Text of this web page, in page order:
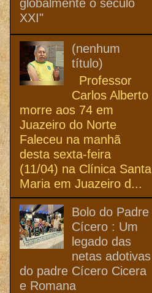
globalmente o século
XXI"
(nenhum
título)
Professor
Carlos Alberto
morre aos 74 em
Juazeiro do Norte
Faleceu na manhã
desta sexta-feira
(11/04) na Clínica Santa
Maria em Juazeiro d...
Bolo do Padre
Cícero : Um
legado das
netas adotivas
do padre Cícero Cicera
e Romana